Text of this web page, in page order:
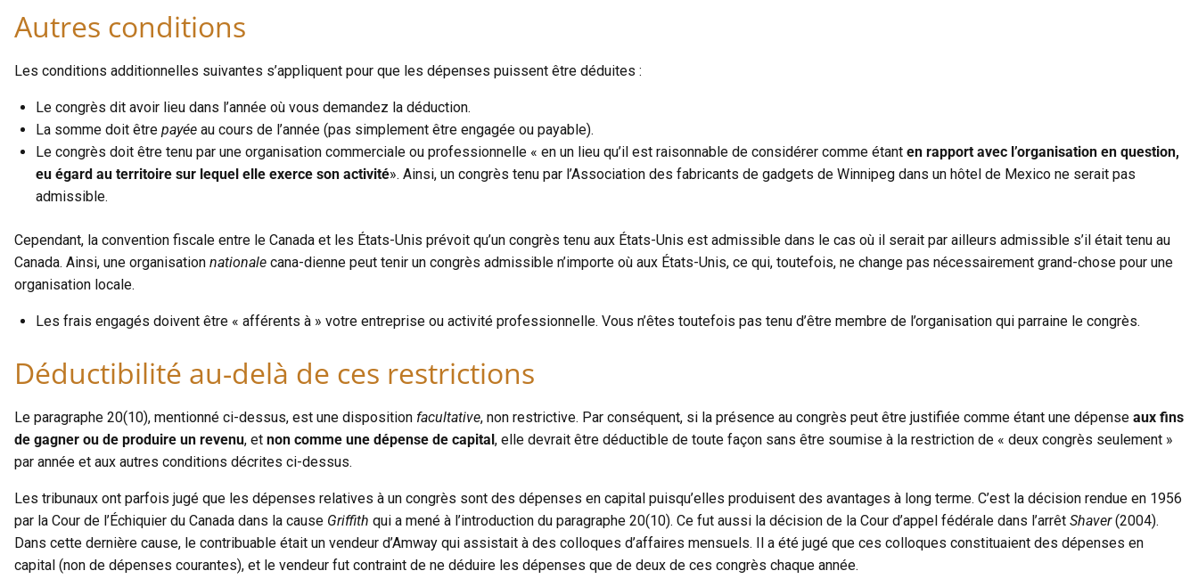
Autres conditions
Les conditions additionnelles suivantes s’appliquent pour que les dépenses puissent être déduites :
Le congrès dit avoir lieu dans l’année où vous demandez la déduction.
La somme doit être payée au cours de l’année (pas simplement être engagée ou payable).
Le congrès doit être tenu par une organisation commerciale ou professionnelle « en un lieu qu’il est raisonnable de considérer comme étant en rapport avec l’organisation en question,
eu égard au territoire sur lequel elle exerce son activité». Ainsi, un congrès tenu par l’Association des fabricants de gadgets de Winnipeg dans un hôtel de Mexico ne serait pas
admissible.
Cependant, la convention fiscale entre le Canada et les États-Unis prévoit qu’un congrès tenu aux États-Unis est admissible dans le cas où il serait par ailleurs admissible s’il était tenu au
Canada. Ainsi, une organisation nationale cana-dienne peut tenir un congrès admissible n’importe où aux États-Unis, ce qui, toutefois, ne change pas nécessairement grand-chose pour une
organisation locale.
Les frais engagés doivent être « afférents à » votre entreprise ou activité professionnelle. Vous n’êtes toutefois pas tenu d’être membre de l’organisation qui parraine le congrès.
Déductibilité au-delà de ces restrictions
Le paragraphe 20(10), mentionné ci-dessus, est une disposition facultative, non restrictive. Par conséquent, si la présence au congrès peut être justifiée comme étant une dépense aux fins
de gagner ou de produire un revenu, et non comme une dépense de capital, elle devrait être déductible de toute façon sans être soumise à la restriction de « deux congrès seulement »
par année et aux autres conditions décrites ci-dessus.
Les tribunaux ont parfois jugé que les dépenses relatives à un congrès sont des dépenses en capital puisqu’elles produisent des avantages à long terme. C’est la décision rendue en 1956
par la Cour de l’Échiquier du Canada dans la cause Griffith qui a mené à l’introduction du paragraphe 20(10). Ce fut aussi la décision de la Cour d’appel fédérale dans l’arrêt Shaver(2004).
Dans cette dernière cause, le contribuable était un vendeur d’Amway qui assistait à des colloques d’affaires mensuels. Il a été jugé que ces colloques constituaient des dépenses en
capital (non de dépenses courantes), et le vendeur fut contraint de ne déduire les dépenses que de deux de ces congrès chaque année.